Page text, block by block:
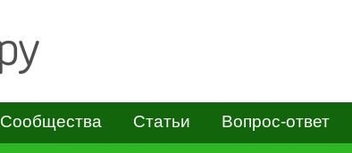
Сообщества Статьи Вопрос-ответ